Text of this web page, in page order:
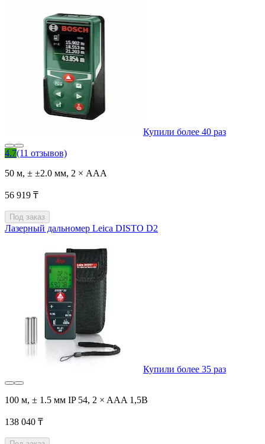
Купили более 40 раз
4.7(11 отзывов)
50 м, ± ±2.0 мм, 2 × AAA
56 919 ₸
Под заказ
Лазерный дальномер Leica DISTO D2
Купили более 35 раз
100 м, ± 1.5 мм IP 54, 2 × AAA 1,5В
138 040 ₸